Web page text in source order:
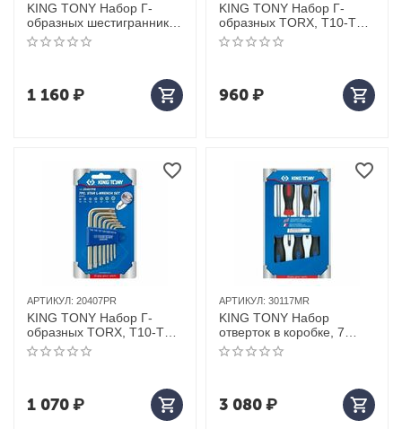
KING TONY Набор Г-
образных шестигранников
1,5-10 мм, 9 предметов
1 160₽
KING TONY Набор Г-
образных TORX, T10-T40,
7 предметов
960₽
АРТИКУЛ: 20407PR
KING TONY Набор Г-
образных TORX, T10-T40,
с отверстием, 7
предметов
1 070₽
АРТИКУЛ: 30117MR
KING TONY Набор
отверток в коробке, 7
предметов
3 080₽